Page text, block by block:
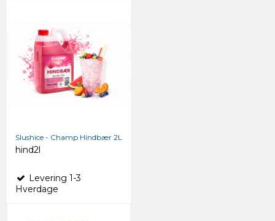
Slushice - Champ Hindbær 2L
hind2l
Levering 1-3
Hverdage